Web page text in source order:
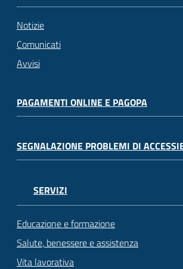
Notizie
Comunicati
Avvisi
PAGAMENTI ONLINE E PAGOPA
SEGNALAZIONE PROBLEMI DI
SERVIZI
Educazione e formazione
Salute, benessere e assistenza
Vita lavorativa